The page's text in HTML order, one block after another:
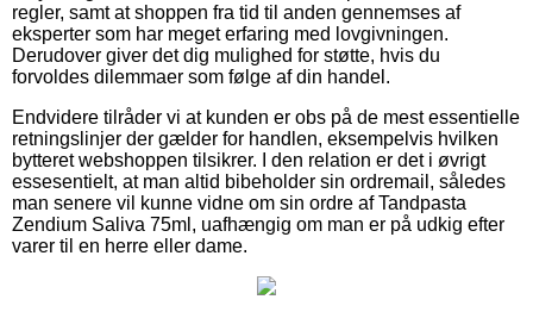
regler, samt at shoppen fra tid til anden gennemses af
eksperter som har meget erfaring med lovgivningen.
Derudover giver det dig mulighed for støtte, hvis du
forvoldes dilemmaer som følge af din handel.
Endvidere tilråder vi at kunden er obs på de mest essentielle
retningslinjer der gælder for handlen, eksempelvis hvilken
bytteret webshoppen tilsikrer. I den relation er det i øvrigt
essesentielt, at man altid bibeholder sin ordremail, således
man senere vil kunne vidne om sin ordre af Tandpasta
Zendium Saliva 75ml, uafhængig om man er på udkig efter
varer til en herre eller dame.